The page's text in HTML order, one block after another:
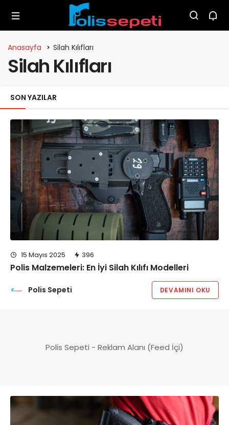
Anasayfa Silah Kılıfları
Silah Kılıfları
SON YAZILAR
15 Mayıs 2025 396
Polis Malzemeleri: En İyi Silah Kılıfı Modelleri
Polis Sepeti DEVAMINI OKU
Polis Sepeti - Reklam Alanı (Feed İçi)